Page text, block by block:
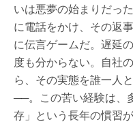
いは悪夢の始まりだっ
に電話をかけ、その返
に伝言ゲームだ。遅延
度も分からない。自社
ら、その実態を誰一人
──。この苦い経験は、
存」という長年の慣習